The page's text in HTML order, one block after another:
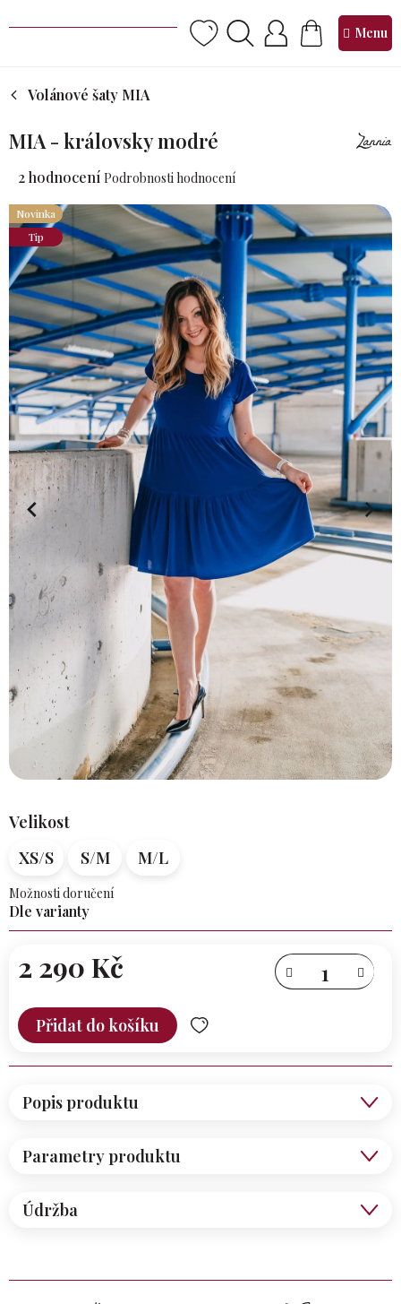
na
NÁKUPNÍ
KOŠÍK
Volánové šaty MIA
MIA - královsky modré
Průměrné
produktu
je
5,0
z 5
hvězdiček.
2 hodnocení Podrobnosti hodnocení
Novinka
Tip
Velikost
XS/S
S/M M/L
Možnosti doručení
Dle varianty
2 290 Kč
cena:
Přidat do košíku
Údržba
Parametry produktu
Popis produktu